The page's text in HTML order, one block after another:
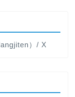
）/ X